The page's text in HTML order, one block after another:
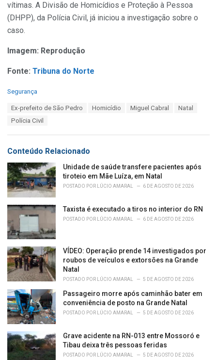
vítimas. A Divisão de Homicídios e Proteção à Pessoa
(DHPP), da Polícia Civil, já iniciou a investigação sobre o
caso.
Imagem: Reprodução
Fonte: Tribuna do Norte
C
i
e
s
:
Segurança
Ex-prefeito de São Pedro Homicídio Miguel Cabral
Natal
Polícia Civil
Conteúdo Relacionado
Unidade de saúde transfere pacientes após
tiroteio em Mãe Luíza, em Natal
POSTADO POR LÚCIO AMARAL 6 DE AGOSTO DE 2026
Taxista é executado a tiros no interior do RN
POSTADO POR LÚCIO AMARAL 6 DE AGOSTO DE 2026
VÍDEO: Operação prende 14 investigados por
roubos de veículos e extorsões na Grande
Natal
POSTADO POR LÚCIO AMARAL 5 DE AGOSTO DE 2026
Passageiro morre após caminhão bater em
conveniência de posto na Grande Natal
POSTADO POR LÚCIO AMARAL 5 DE AGOSTO DE 2026
Grave acidente na RN-013 entre Mossoró e
Tibau deixa três pessoas feridas
POSTADO POR LÚCIO AMARAL 5 DE AGOSTO DE 2026